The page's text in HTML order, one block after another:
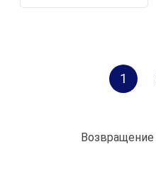
1
Возвращение